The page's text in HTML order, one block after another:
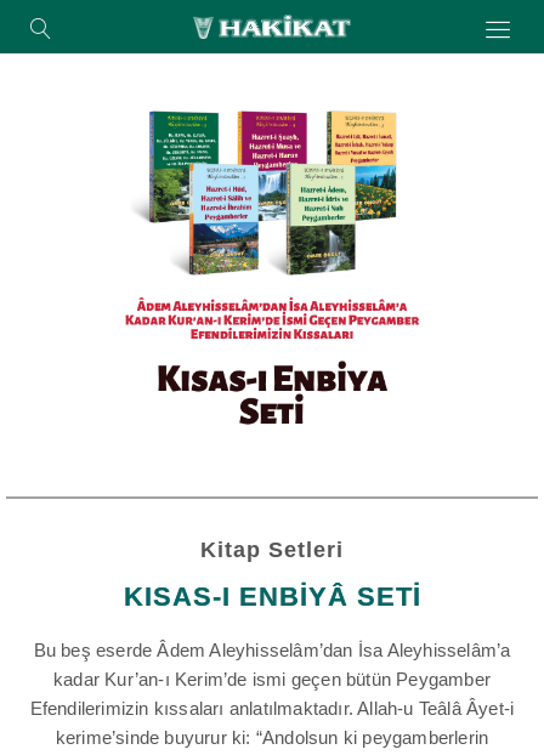
Kitap Setleri
KISAS-I ENBİYÂ SETİ
Bu beş eserde Âdem Aleyhisselâm’dan İsa Aleyhisselâm’a
kadar Kur’an-ı Kerim’de ismi geçen bütün Peygamber
Efendilerimizin kıssaları anlatılmaktadır. Allah-u Teâlâ Âyet-i
kerime’sinde buyurur ki: “Andolsun ki peygamberlerin